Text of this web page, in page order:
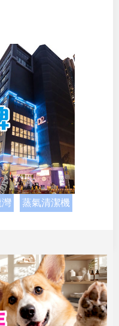
灣
蒸氣清潔機